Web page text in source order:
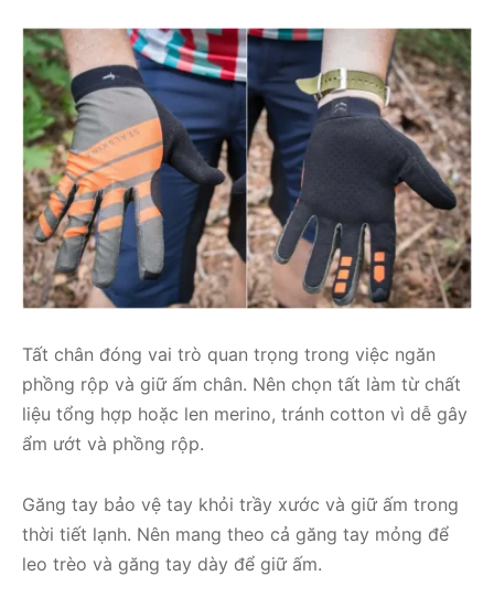
Tất chân đóng vai trò quan trọng trong việc ngăn
phồng rộp và giữ ấm chân. Nên chọn tất làm từ chất
liệu tổng hợp hoặc len merino, tránh cotton vì dễ gây
ẩm ướt và phồng rộp.
Găng tay bảo vệ tay khỏi trầy xước và giữ ấm trong
thời tiết lạnh. Nên mang theo cả găng tay mỏng để
leo trèo và găng tay dày để giữ ấm.